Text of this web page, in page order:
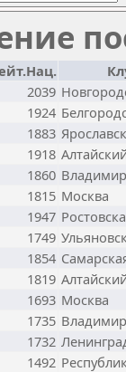
2039
1924
1883
1918
1860
1815 Москва
1947
1749
1854
1819
1693 Москва
1735
1732
1492